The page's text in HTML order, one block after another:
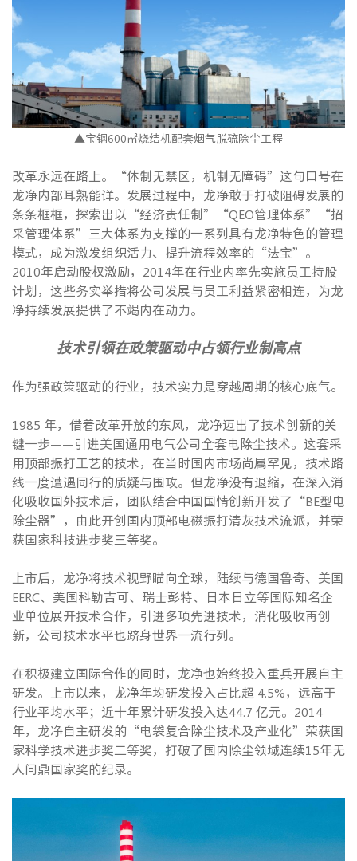
▲宝钢600㎡烧结机配套烟气脱硫除尘工程
改革永远在路上。“体制无禁区，机制无障碍”这句口号在
龙净内部耳熟能详。发展过程中，龙净敢于打破阻碍发展的
条条框框，探索出以“经济责任制”“QEO管理体系”“招
采管理体系”三大体系为支撑的一系列具有龙净特色的管理
模式，成为激发组织活力、提升流程效率的“法宝”。
2010年启动股权激励，2014年在行业内率先实施员工持股
计划，这些务实举措将公司发展与员工利益紧密相连，为龙
净持续发展提供了不竭内在动力。
技术引领在政策驱动中占领行业制高点
作为强政策驱动的行业，技术实力是穿越周期的核心底气。
1985 年，借着改革开放的东风，龙净迈出了技术创新的关
键一步——引进美国通用电气公司全套电除尘技术。这套采
用顶部振打工艺的技术，在当时国内市场尚属罕见，技术路
线一度遭遇同行的质疑与围攻。但龙净没有退缩，在深入消
化吸收国外技术后，团队结合中国国情创新开发了“BE型电
除尘器”，由此开创国内顶部电磁振打清灰技术流派，并荣
获国家科技进步奖三等奖。
上市后，龙净将技术视野瞄向全球，陆续与德国鲁奇、美国
EERC、美国科勒吉可、瑞士彭特、日本日立等国际知名企
业单位展开技术合作，引进多项先进技术，消化吸收再创
新，公司技术水平也跻身世界一流行列。
在积极建立国际合作的同时，龙净也始终投入重兵开展自主
研发。上市以来，龙净年均研发投入占比超 4.5%，远高于
行业平均水平；近十年累计研发投入达44.7 亿元。2014
年，龙净自主研发的“电袋复合除尘技术及产业化”荣获国
家科学技术进步奖二等奖，打破了国内除尘领域连续15年无
人问鼎国家奖的纪录。